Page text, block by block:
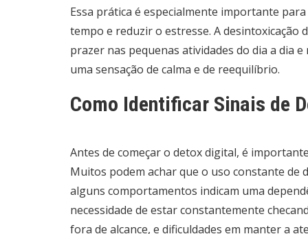
Essa prática é especialmente importante
tempo e reduzir o estresse. A
prazer nas pequenas atividades do dia a dia
uma sensação de calma e de reequilíbrio.
Como Identificar Sinais de
Antes de começar o detox digital, é
Muitos podem achar que o uso constante
alguns comportamentos indicam uma
necessidade de estar constantemente
fora de alcance, e dificuldades em manter a